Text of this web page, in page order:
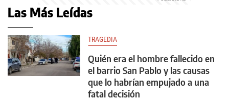
Las Más Leídas
TRAGEDIA
Quién era el hombre fallecido en
el barrio San Pablo y las causas
que lo habrían empujado a una
fatal decisión